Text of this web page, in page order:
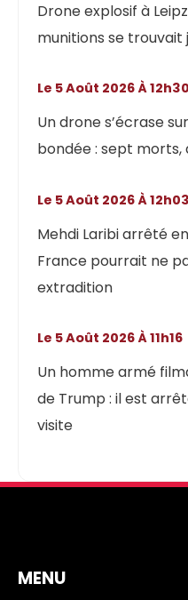
Drone explosif à
munitions se
Un drone s’écrase
bondée : sept
Le 5 Août 2026 À 12h30
Mehdi Laribi arrêté
France pourrait ne
extradition
Le 5 Août 2026 À 12h03
Un homme armé
de Trump : il est
visite
Le 5 Août 2026 À 11h16
MENU